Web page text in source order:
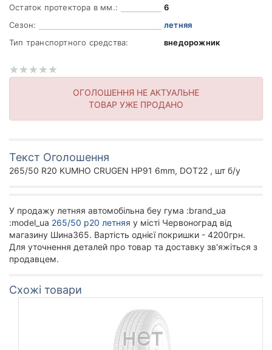
Остаток протектора в мм.:
6
Сезон:
летняя
Тип транспортного средства:
внедорожник
ОГОЛОШЕННЯ НЕ АКТУАЛЬНЕ
ТОВАР УЖЕ ПРОДАНО
Текст Оголошення
265/50 R20 KUMHO CRUGEN HP91 6mm, DOT22 , шт б/у
У продажу летняя автомобільна беу гума :brand_ua
:model_ua 265/50 р20 летняя у місті Червоноград від
магазину Шина365. Вартість однієї покришки - 4200грн.
Для уточнення деталей про товар та доставку зв'яжіться з
продавцем.
Схожі товари